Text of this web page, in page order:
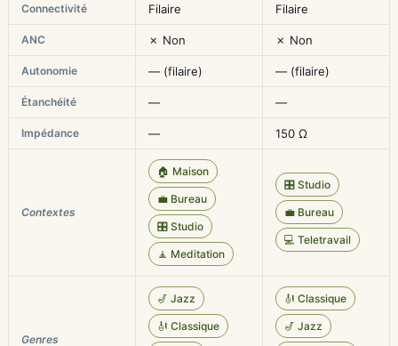
Connectivité Filaire Filaire
ANC ✗ Non ✗ Non
Autonomie — (filaire) — (filaire)
Étanchéité — —
Impédance — 150 Ω
Contextes
🏠 Maison
💼 Bureau
🎛️ Studio
🧘 Meditation
🎛️ Studio
💼 Bureau
💻 Teletravail
Genres
🎷 Jazz
🎻 Classique
🎻 Classique
🎷 Jazz